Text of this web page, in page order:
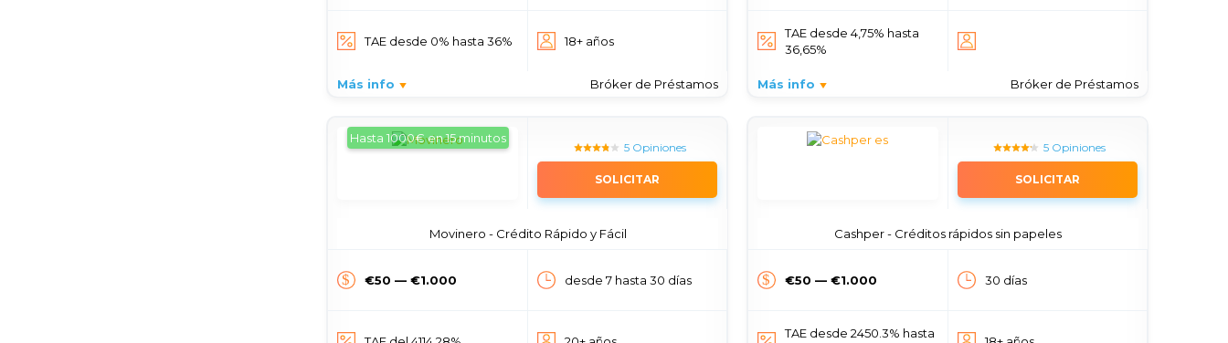
TAE desde 0% hasta 36% 18+ años
Más info Bróker de Préstamos
TAE desde 4,75% hasta
36,65%
Más info Bróker de Préstamos
Hasta 1000€ en 15 minutos
5 Opiniones
SOLICITAR
Movinero - Crédito Rápido y Fácil
€50 — €1.000 desde 7 hasta 30 días
5 Opiniones
SOLICITAR
Cashper - Créditos rápidos sin papeles
€50 — €1.000 30 días
TAE desde 2450.3% hasta